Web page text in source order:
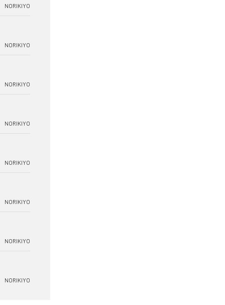
NORIKIYO
NORIKIYO
NORIKIYO
NORIKIYO
NORIKIYO
NORIKIYO
NORIKIYO
NORIKIYO